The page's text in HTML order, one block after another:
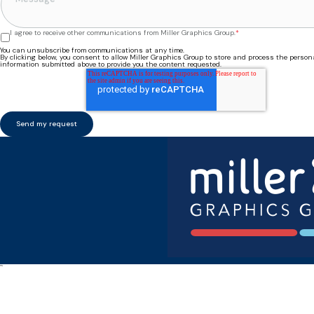
I agree to receive other communications from Miller Graphics Group.*
You can unsubscribe from communications at any time.
By clicking below, you consent to allow Miller Graphics Group to store and process the
information submitted above to provide you the content requested.
``